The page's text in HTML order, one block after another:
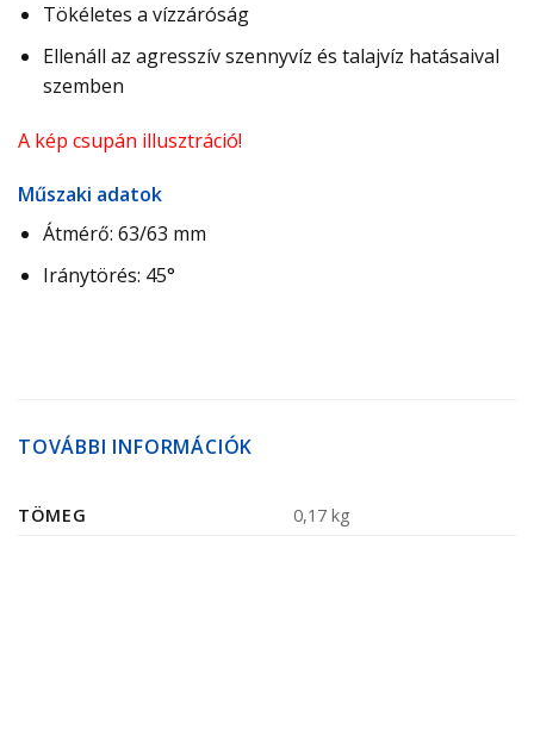
Tökéletes a vízzáróság
Ellenáll az agresszív szennyvíz és talajvíz hatásaival
szemben
A kép csupán illusztráció!
Műszaki adatok
Átmérő: 63/63 mm
Iránytörés: 45°
TOVÁBBI INFORMÁCIÓK
TÖMEG 0,17 kg